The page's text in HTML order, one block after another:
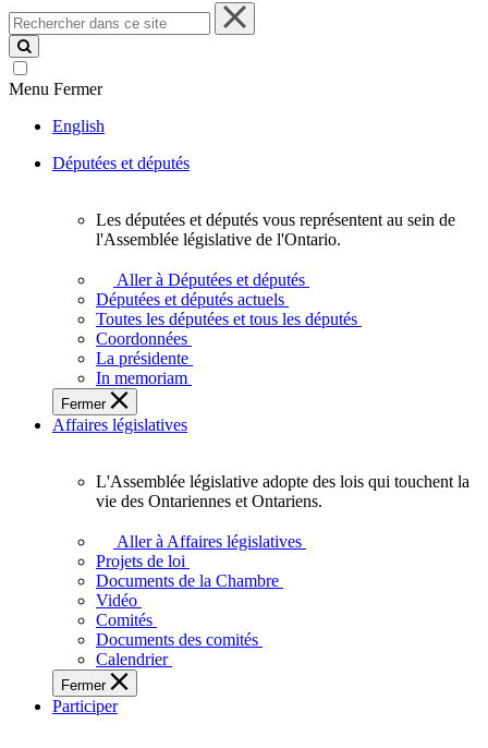
Rechercher
dans
ce
site
Menu Fermer
English
Députées et députés
députés
vous
représentent
sein
de
l'Assemblée
législative
l'Ontario.
Les députées et députés vous représentent au sein de
l'Assemblée législative de l'Ontario.
Aller à Députées et députés
Députées et députés actuels
Toutes les députées et tous les députés
Coordonnées
La présidente
In memoriam
Fermer
Affaires législatives
L'Assemblée
adopte
touchent
des
Ontariennes
et
L'Assemblée législative adopte des lois qui touchent la
vie des Ontariennes et Ontariens.
Aller à Affaires législatives
Projets de loi
Documents de la Chambre
Vidéo
Comités
Documents des comités
Calendrier
Fermer
Participer